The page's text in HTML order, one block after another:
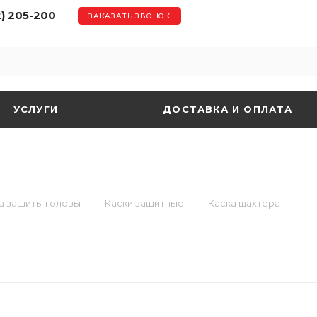
205-200 ЗАКАЗАТЬ ЗВОНОК
УСЛУГИ ДОСТАВКА И ОПЛАТА
защиты головы — Каски защитные — Каска шахтера